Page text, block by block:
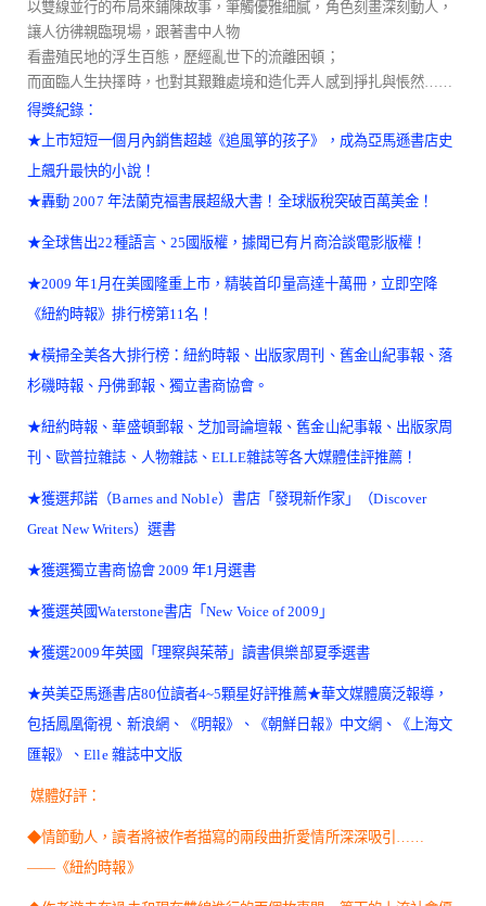
以雙線並行的布局來鋪陳故事，筆觸優雅細膩，角色刻畫深刻動人，
讓人彷彿親臨現場，跟著書中人物
看盡殖民地的浮生百態，歷經亂世下的流離困頓；
而面臨人生抉擇時，也對其艱難處境和造化弄人感到掙扎與悵然……
得獎紀錄：
★上市短短一個月內銷售超越《追風箏的孩子》，成為亞馬遜書店史
上飆升最快的小說！
★轟動 2007 年法蘭克福書展超級大書！全球版稅突破百萬美金！
★全球售出22種語言、25國版權，據聞已有片商洽談電影版權！
★2009 年1月在美國隆重上市，精裝首印量高達十萬冊，立即空降
《紐約時報》排行榜第11名！
★橫掃全美各大排行榜：紐約時報、出版家周刊、舊金山紀事報、落
杉磯時報、丹佛郵報、獨立書商協會。
★紐約時報、華盛頓郵報、芝加哥論壇報、舊金山紀事報、出版家周
刊、歐普拉雜誌、人物雜誌、ELLE雜誌等各大媒體佳評推薦！
★獲選邦諾（Barnes and Noble）書店「發現新作家」（Discover
Great New Writers）選書
★獲選獨立書商協會 2009 年1月選書
★獲選英國Waterstone書店「New Voice of 2009」
★獲選2009年英國「理察與茱蒂」讀書俱樂部夏季選書
★英美亞馬遜書店80位讀者4~5顆星好評推薦★華文媒體廣泛報導，
包括鳳凰衛視、新浪網、《明報》、《朝鮮日報》中文網、《上海文
匯報》、Elle 雜誌中文版
媒體好評：
◆情節動人，讀者將被作者描寫的兩段曲折愛情所深深吸引……
——《紐約時報》